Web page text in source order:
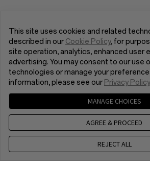
This site uses cookies and related
described in ourCookie Policy, for
site operation, analytics, enhanced user
advertising. You may consent to our use
technologies or manage your
information, please see our Privacy Policy
MANAGE CHOICES
AGREE & PROCEED
REJECT ALL